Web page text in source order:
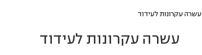
עשרה עקרונות לעידוד
עשרה עקרונות לעידוד